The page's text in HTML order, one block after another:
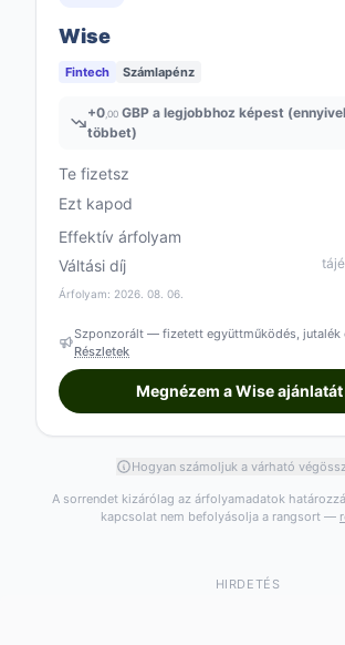
Wise
Fintech Számlapénz
+0 ,00 GBP a legjobbhoz képest
többet)
Te fizetsz
Ezt kapod
Effektív árfolyam
Váltási díj
Árfolyam: 2026. 08. 06.
Szponzorált — fizetett együttműködés, jutalék
Részletek
Megnézem a Wise ajánlatát
Hogyan számoljuk a várható
A sorrendet kizárólag az árfolyamadatok
kapcsolat nem befolyásolja a rangsort —
HIRDETÉS